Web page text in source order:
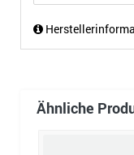
Ähnliche